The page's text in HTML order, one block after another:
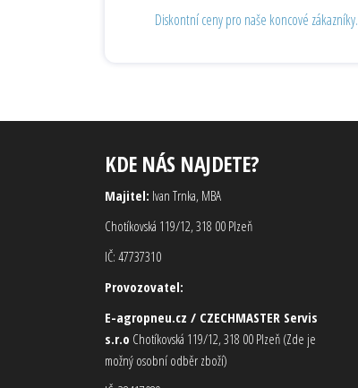
Diskontní ceny pro naše koncové zákazníky.
KDE NÁS NAJDETE?
Majitel: Ivan Trnka, MBA
Chotíkovská 119/12, 318 00 Plzeň
IČ: 47737310
Provozovatel:
E-agropneu.cz / CZECHMASTER Servis
s.r.o Chotíkovská 119/12, 318 00 Plzeň (Zde je
možný osobní odběr zboží)